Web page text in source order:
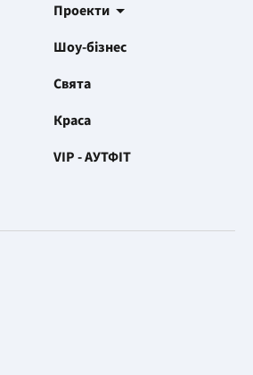
Проекти
Шоу-бізнес
Свята
Краса
VIP - АУТФІТ